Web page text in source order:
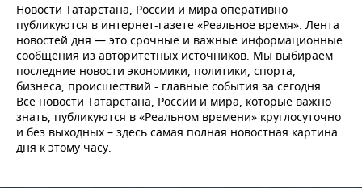
Новости Татарстана, России и мира оперативно
публикуются в интернет-газете «Реальное время». Лента
новостей дня — это срочные и важные информационные
сообщения из авторитетных источников. Мы выбираем
последние новости экономики, политики, спорта,
бизнеса, происшествий - главные события за сегодня.
Все новости Татарстана, России и мира, которые важно
знать, публикуются в «Реальном времени» круглосуточно
и без выходных – здесь самая полная новостная картина
дня к этому часу.